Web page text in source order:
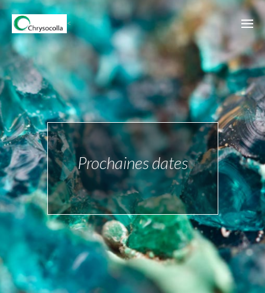
<
Prochaines dates